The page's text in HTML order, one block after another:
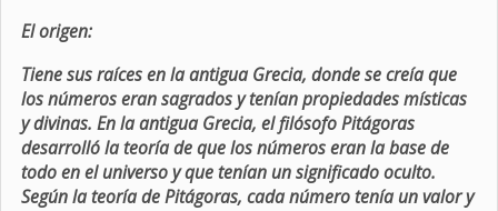
El origen:
Tiene sus raíces en la antigua Grecia, donde se creía que
los números eran sagrados y tenían propiedades místicas
y divinas. En la antigua Grecia, el filósofo Pitágoras
desarrolló la teoría de que los números eran la base de
todo en el universo y que tenían un significado oculto.
Según la teoría de Pitágoras, cada número tenía un valor y